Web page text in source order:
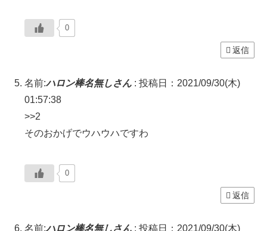
0
返信
名前:ハロン棒名無しさん : 投稿日：2021/09/30(木)
01:57:38
>>2
そのおかげでウハウハですわ
0
返信
名前:ハロン棒名無しさん : 投稿日：2021/09/30(木)